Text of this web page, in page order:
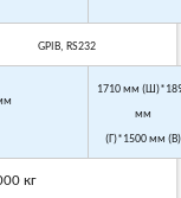
GPIB, RS232
1710 мм
мм
(Г)*1500 мм (В)
кг